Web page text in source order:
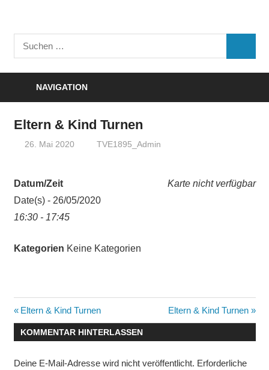
Turnverein
"Frisch
Suchen
nach:
NAVIGATION
Eltern & Kind Turnen
26. Mai 2020 TVE1895_Admin
Karte nicht verfügbar
Datum/Zeit
Date(s) - 26/05/2020
16:30 - 17:45
Kategorien Keine Kategorien
Beitragsnavigation
Vorheriger
Beitrag:
Eltern & Kind Turnen
Nächster
Beitrag:
Eltern & Kind Turnen
KOMMENTAR HINTERLASSEN
Deine E-Mail-Adresse wird nicht veröffentlicht. Erforderliche